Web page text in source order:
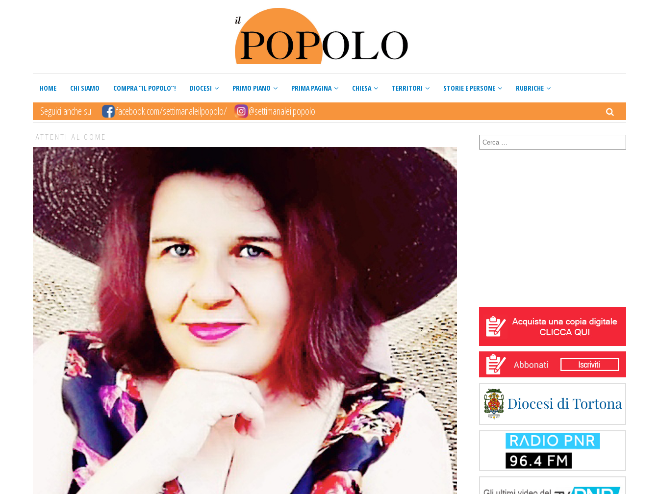
HOME CHI SIAMO COMPRA “IL POPOLO”! DIOCESI PRIMO PIANO PRIMA PAGINA CHIESA TERRITORI STORIE E PERSONE RUBRICHE
Seguici anche su facebook.com/settimanaleilpopolo/ @settimanaleilpopolo
ATTENTI AL COME